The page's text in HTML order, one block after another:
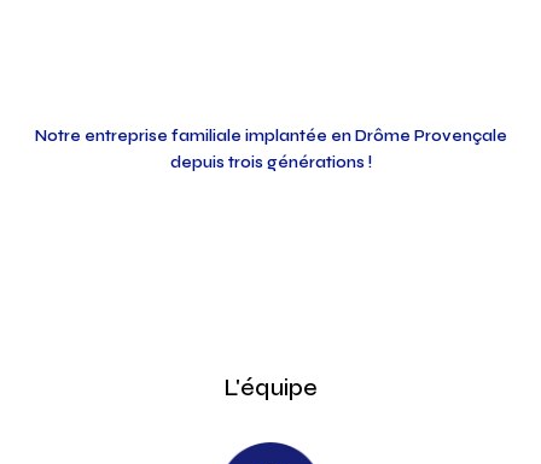
Notre entreprise familiale implantée en Drôme Provençale
depuis trois générations !
L'équipe